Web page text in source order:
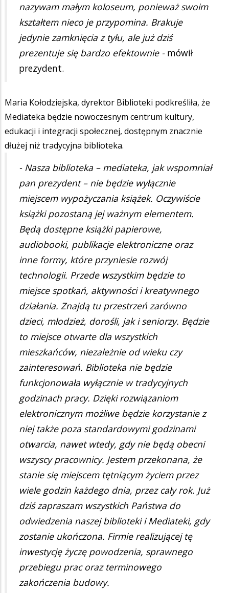
nazywam małym koloseum, ponieważ swoim
kształtem nieco je przypomina. Brakuje
jedynie zamknięcia z tyłu, ale już dziś
prezentuje się bardzo efektownie - mówił
prezydent.
Maria Kołodziejska, dyrektor Biblioteki podkreśliła, że
Mediateka będzie nowoczesnym centrum kultury,
edukacji i integracji społecznej, dostępnym znacznie
dłużej niż tradycyjna biblioteka.
- Nasza biblioteka – mediateka, jak wspomniał
pan prezydent – nie będzie wyłącznie
miejscem wypożyczania książek. Oczywiście
książki pozostaną jej ważnym elementem.
Będą dostępne książki papierowe,
audiobooki, publikacje elektroniczne oraz
inne formy, które przyniesie rozwój
technologii. Przede wszystkim będzie to
miejsce spotkań, aktywności i kreatywnego
działania. Znajdą tu przestrzeń zarówno
dzieci, młodzież, dorośli, jak i seniorzy. Będzie
to miejsce otwarte dla wszystkich
mieszkańców, niezależnie od wieku czy
zainteresowań. Biblioteka nie będzie
funkcjonowała wyłącznie w tradycyjnych
godzinach pracy. Dzięki rozwiązaniom
elektronicznym możliwe będzie korzystanie z
niej także poza standardowymi godzinami
otwarcia, nawet wtedy, gdy nie będą obecni
wszyscy pracownicy. Jestem przekonana, że
stanie się miejscem tętniącym życiem przez
wiele godzin każdego dnia, przez cały rok. Już
dziś zapraszam wszystkich Państwa do
odwiedzenia naszej biblioteki i Mediateki, gdy
zostanie ukończona. Firmie realizującej tę
inwestycję życzę powodzenia, sprawnego
przebiegu prac oraz terminowego
zakończenia budowy.